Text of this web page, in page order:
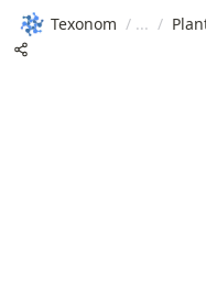
Texonom / /